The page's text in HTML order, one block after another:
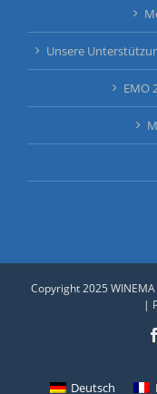
Unsere
EMO
Copyright 2025
|
Deutsch